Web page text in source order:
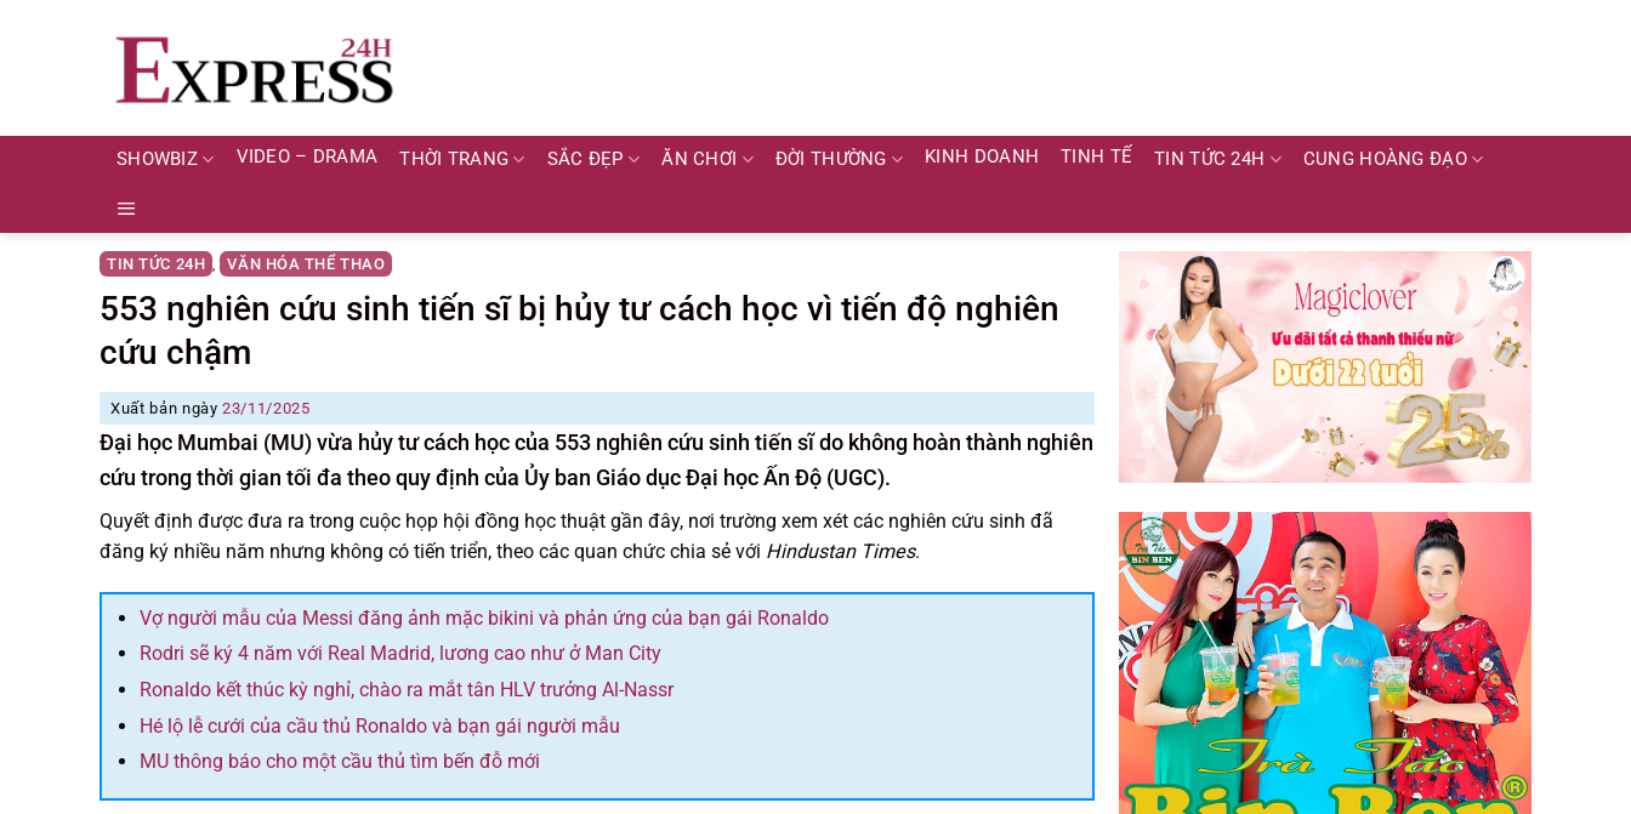
SHOWBIZ VIDEO – DRAMA THỜI TRANG SẮC ĐẸP ĂN CHƠI ĐỜI THƯỜNG KINH DOANH TINH TẾ TIN TỨC 24H CUNG HOÀNG ĐẠO
TIN TỨC 24H , VĂN HÓA THỂ THAO
553 nghiên cứu sinh tiến sĩ bị hủy tư cách học vì tiến độ nghiên
cứu chậm
Xuất bản ngày23/11/2025
Đại học Mumbai (MU) vừa hủy tư cách học của 553 nghiên cứu sinh tiến sĩ do không hoàn thành nghiên
cứu trong thời gian tối đa theo quy định của Ủy ban Giáo dục Đại học Ấn Độ (UGC).
Quyết định được đưa ra trong cuộc họp hội đồng học thuật gần đây, nơi trường xem xét các nghiên cứu sinh đã
đăng ký nhiều năm nhưng không có tiến triển, theo các quan chức chia sẻ với Hindustan Times.
Vợ người mẫu của Messi đăng ảnh mặc bikini và phản ứng của bạn gái Ronaldo
Rodri sẽ ký 4 năm với Real Madrid, lương cao như ở Man City
Ronaldo kết thúc kỳ nghỉ, chào ra mắt tân HLV trưởng Al-Nassr
Hé lộ lễ cưới của cầu thủ Ronaldo và bạn gái người mẫu
MU thông báo cho một cầu thủ tìm bến đỗ mới